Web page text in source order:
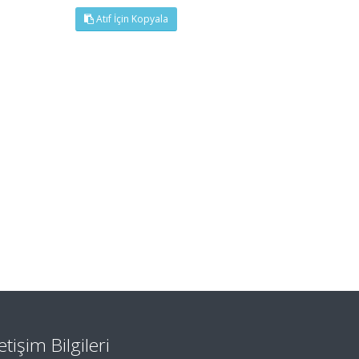
Atıf İçin Kopyala
Bilgileri